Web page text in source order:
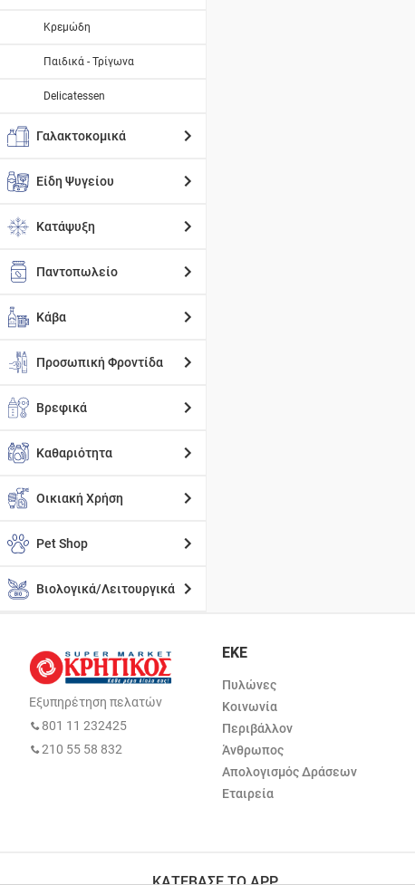
Κρεμώδη
Παιδικά - Τρίγωνα
Delicatessen
Γαλακτοκομικά
Είδη Ψυγείου
Κατάψυξη
Παντοπωλείο
Κάβα
Προσωπική Φροντίδα
Βρεφικά
Καθαριότητα
Οικιακή Χρήση
Pet Shop
Βιολογικά/Λειτουργικά
Εξυπηρέτηση πελατών
801 11 232425
210 55 58 832
ΕΚΕ
Πυλώνες
Κοινωνία
Περιβάλλον
Άνθρωπος
Απολογισμός Δράσεων
Εταιρεία